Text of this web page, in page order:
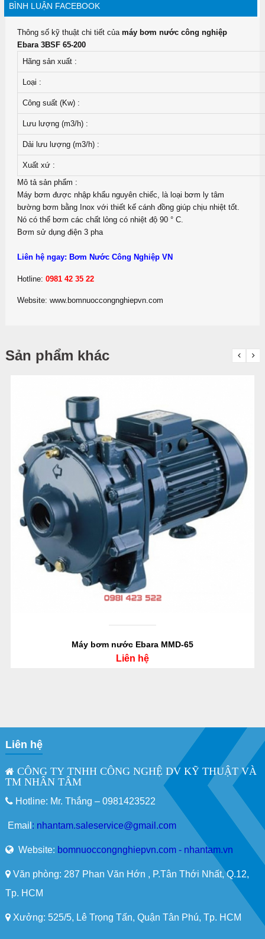
BÌNH LUẬN FACEBOOK
Thông số kỹ thuật chi tiết của máy bơm nước công nghiệp
Ebara 3BSF 65-200
Hãng sản xuất :
Loại :
Công suất (Kw) :
Lưu lượng (m3/h) :
Dải lưu lượng (m3/h) :
Xuất xứ :
Mô tả sản phẩm :
Máy bơm được nhập khẩu nguyên chiếc, là loại bơm ly tâm
bường bơm bằng Inox với thiết kế cánh đồng giúp chịu nhiệt tốt.
Nó có thể bơm các chất lỏng có nhiệt độ 90 ° C.
Bơm sử dụng điện 3 pha
Liên hệ ngay: Bơm Nước Công Nghiệp VN
Hotline: 0981 42 35 22
Website: www.bomnuoccongnghiepvn.com
Sản phẩm khác
Máy bơm nước Ebara MMD-65
Liên hệ
Liên hệ
CÔNG TY TNHH CÔNG NGHỆ DV KỸ THUẬT VÀ
TM NHÂN TÂM
Hotline: Mr. Thắng – 0981423522
Email : nhantam.saleservice@gmail.com
Website: bomnuoccongnghiepvn.com - nhantam.vn
Văn phòng: 287 Phan Văn Hớn , P.Tân Thới Nhất, Q.12,
Tp. HCM
Xưởng: 525/5, Lê Trọng Tấn, Quận Tân Phú, Tp. HCM